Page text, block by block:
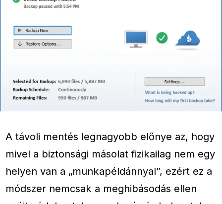
A távoli mentés legnagyobb előnye az, hogy
mivel a biztonsági másolat fizikailag nem egy
helyen van a „munkapéldánnyal”, ezért ez a
módszer nemcsak a meghibásodás ellen